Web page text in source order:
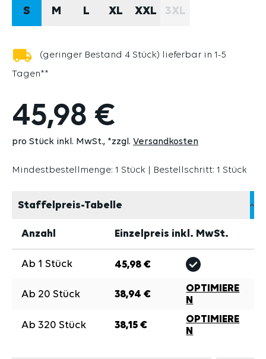
S M L XL XXL 3XL
(geringer Bestand 4 Stück) lieferbar in 1-5
Tagen**
45,98 €
pro Stück inkl. MwSt. *zzgl. Versandkosten
Mindestbestellmenge: 1 Stück | Bestellschritt: 1 Stück
Staffelpreis-Tabelle
Anzahl Einzelpreis inkl. MwSt.
Ab 1 Stück 45,98 €
Ab 20 Stück 38,94 €
OPTIMIERE
N
Ab 320 Stück 38,15 €
OPTIMIERE
N